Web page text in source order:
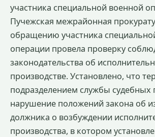
участника специальной военной
Пучежская межрайонная
обращению участника
операции провела проверку
законодательства об
производстве. Установлено, что
подразделением службы судебных
нарушение положений закона об
должника о возбуждении
производства, в котором